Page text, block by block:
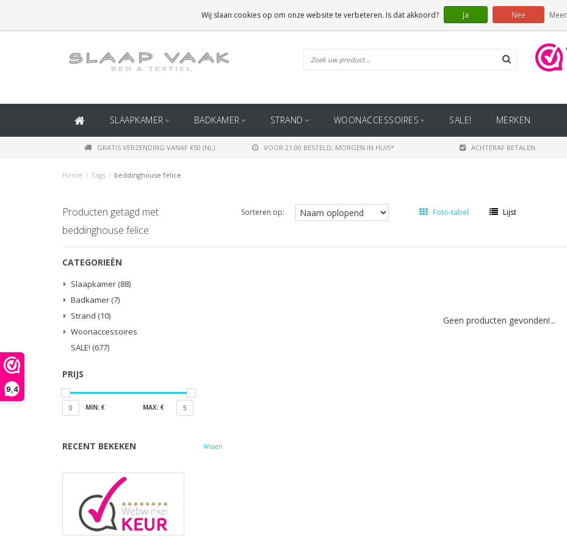
9,4
(BINNEN BELGIË)
SLAAPKAMER BADKAMER STRAND WOONACCESSOIRES SALE! MERKEN
GRATIS VERZENDING VANAF €50 (NL) VOOR 21:00 BESTELD, MORGEN IN HUIS* ACHTERAF BETALEN
Home / Tags / beddinghouse felice
Producten getagd met
beddinghouse felice
Sorteren op: Foto-tabel Lijst
CATEGORIEËN
Slaapkamer (88)
Badkamer (7)
Strand (10)
Woonaccessoires
SALE! (677)
PRIJS
0 MIN: € MAX: € 5
RECENT BEKEKEN Wissen
Geen producten gevonden!...
Wij slaan cookies op om onze website te verbeteren. Is dat akkoord? Ja Nee